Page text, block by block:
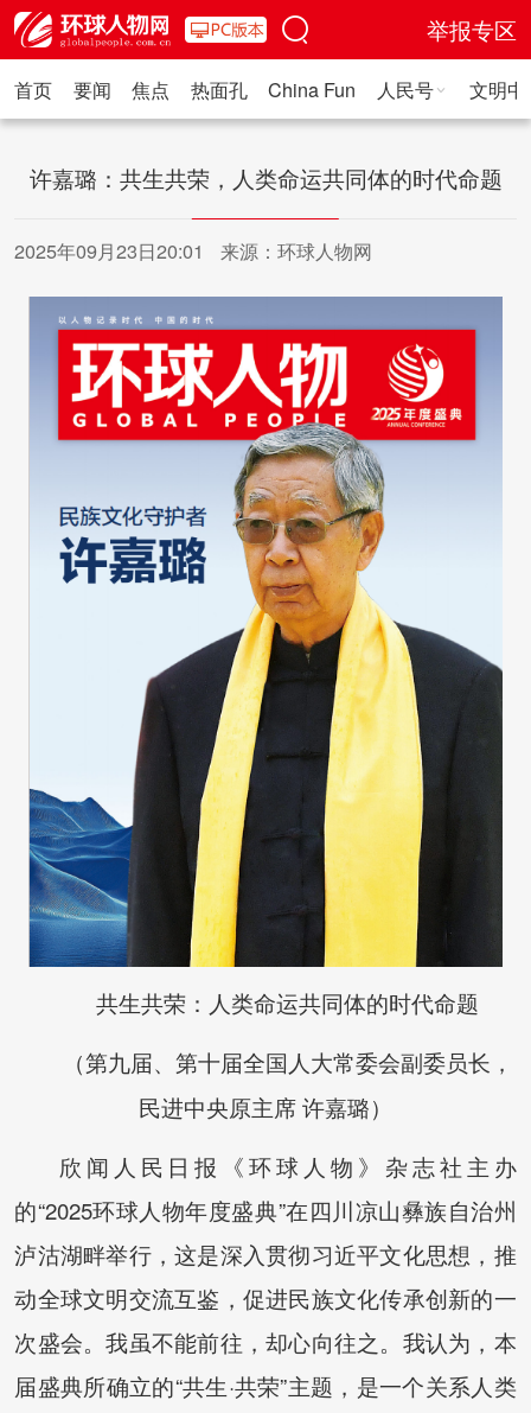
举报专区
首页 要闻 焦点 热面孔 China Fun 人民号 文明
许嘉璐：共生共荣，人类命运共同体的时代命题
2025年09月23日20:01 来源：环球人物网
共生共荣：人类命运共同体的时代命题
（第九届、第十届全国人大常委会副委员长，
民进中央原主席 许嘉璐）
欣闻人民日报《环球人物》杂志社主办
的“2025环球人物年度盛典”在四川凉山彝族自治州
泸沽湖畔举行，这是深入贯彻习近平文化思想，推
动全球文明交流互鉴，促进民族文化传承创新的一
次盛会。我虽不能前往，却心向往之。我认为，本
届盛典所确立的“共生·共荣”主题，是一个关系人类